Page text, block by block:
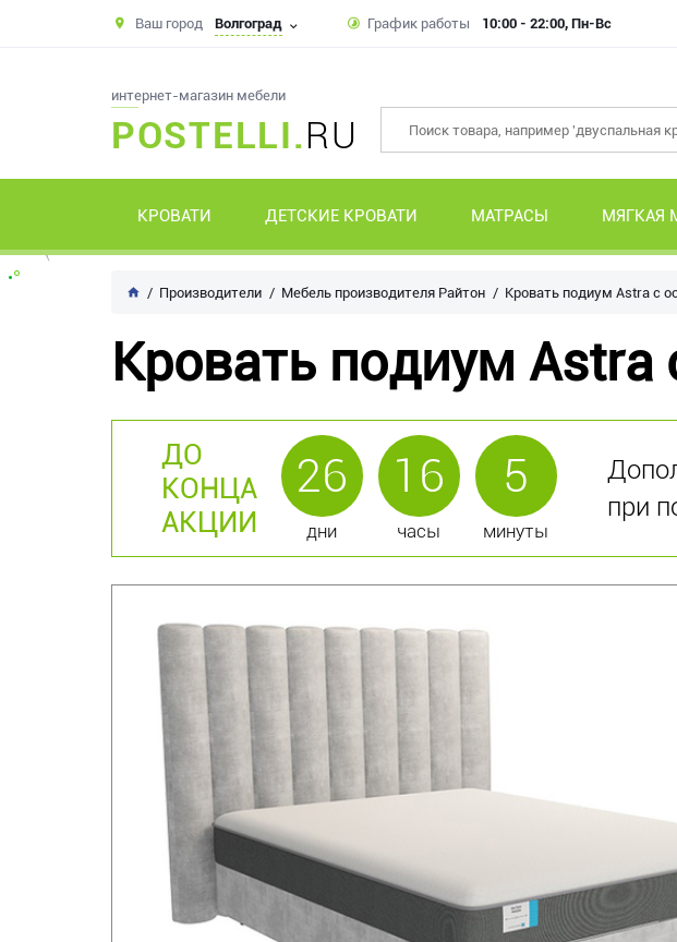
Ваш город Волгоград График работы 10:00 - 22:00, Пн-Вс
интернет-магазин мебели
POSTELLI.RU
КРОВАТИ ДЕТСКИЕ КРОВАТИ МАТРАСЫ МЯГКАЯ
Производители Мебель производителя Райтон Кровать подиум Astra с
Кровать подиум Astra
ДО
КОНЦА
АКЦИИ
26
дни
16
часы
5
минуты
при